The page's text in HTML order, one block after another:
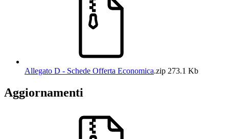
Allegato D - Schede Offerta Economica.zip 273.1 Kb
Aggiornamenti